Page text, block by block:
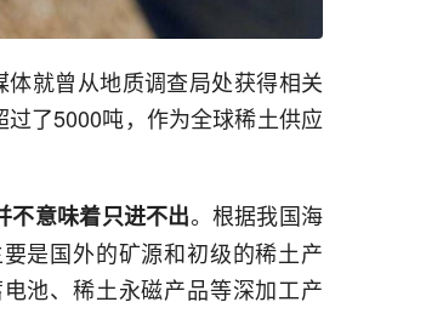
体就曾从地质调查局处获得相关
了5000吨，作为全球稀土供应
不意味着只进不出。根据我国海
是国外的矿源和初级的稀土产
池、稀土永磁产品等深加工产